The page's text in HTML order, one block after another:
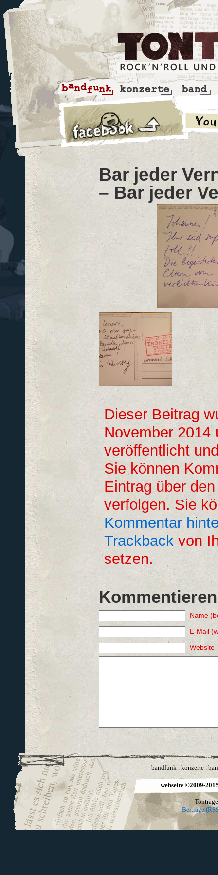
Bar jeder
– Bar jeder
Dieser Beitrag
November 2014
veröffentlicht
Sie können
Eintrag über
verfolgen. Sie
Kommentar
Trackbackvon
setzen.
Kommentieren
Name
E-Mail
Website
bandfunk. konzerte.
webseite ©2009-
Beiträge